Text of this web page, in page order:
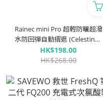
Rainec mini Pro 超輕防曬超潑
水防回彈自動摺遮 (Celestine /
天青)
HK$198.00
HK$268.00